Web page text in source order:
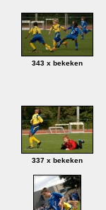
343 x bekeken
337 x bekeken